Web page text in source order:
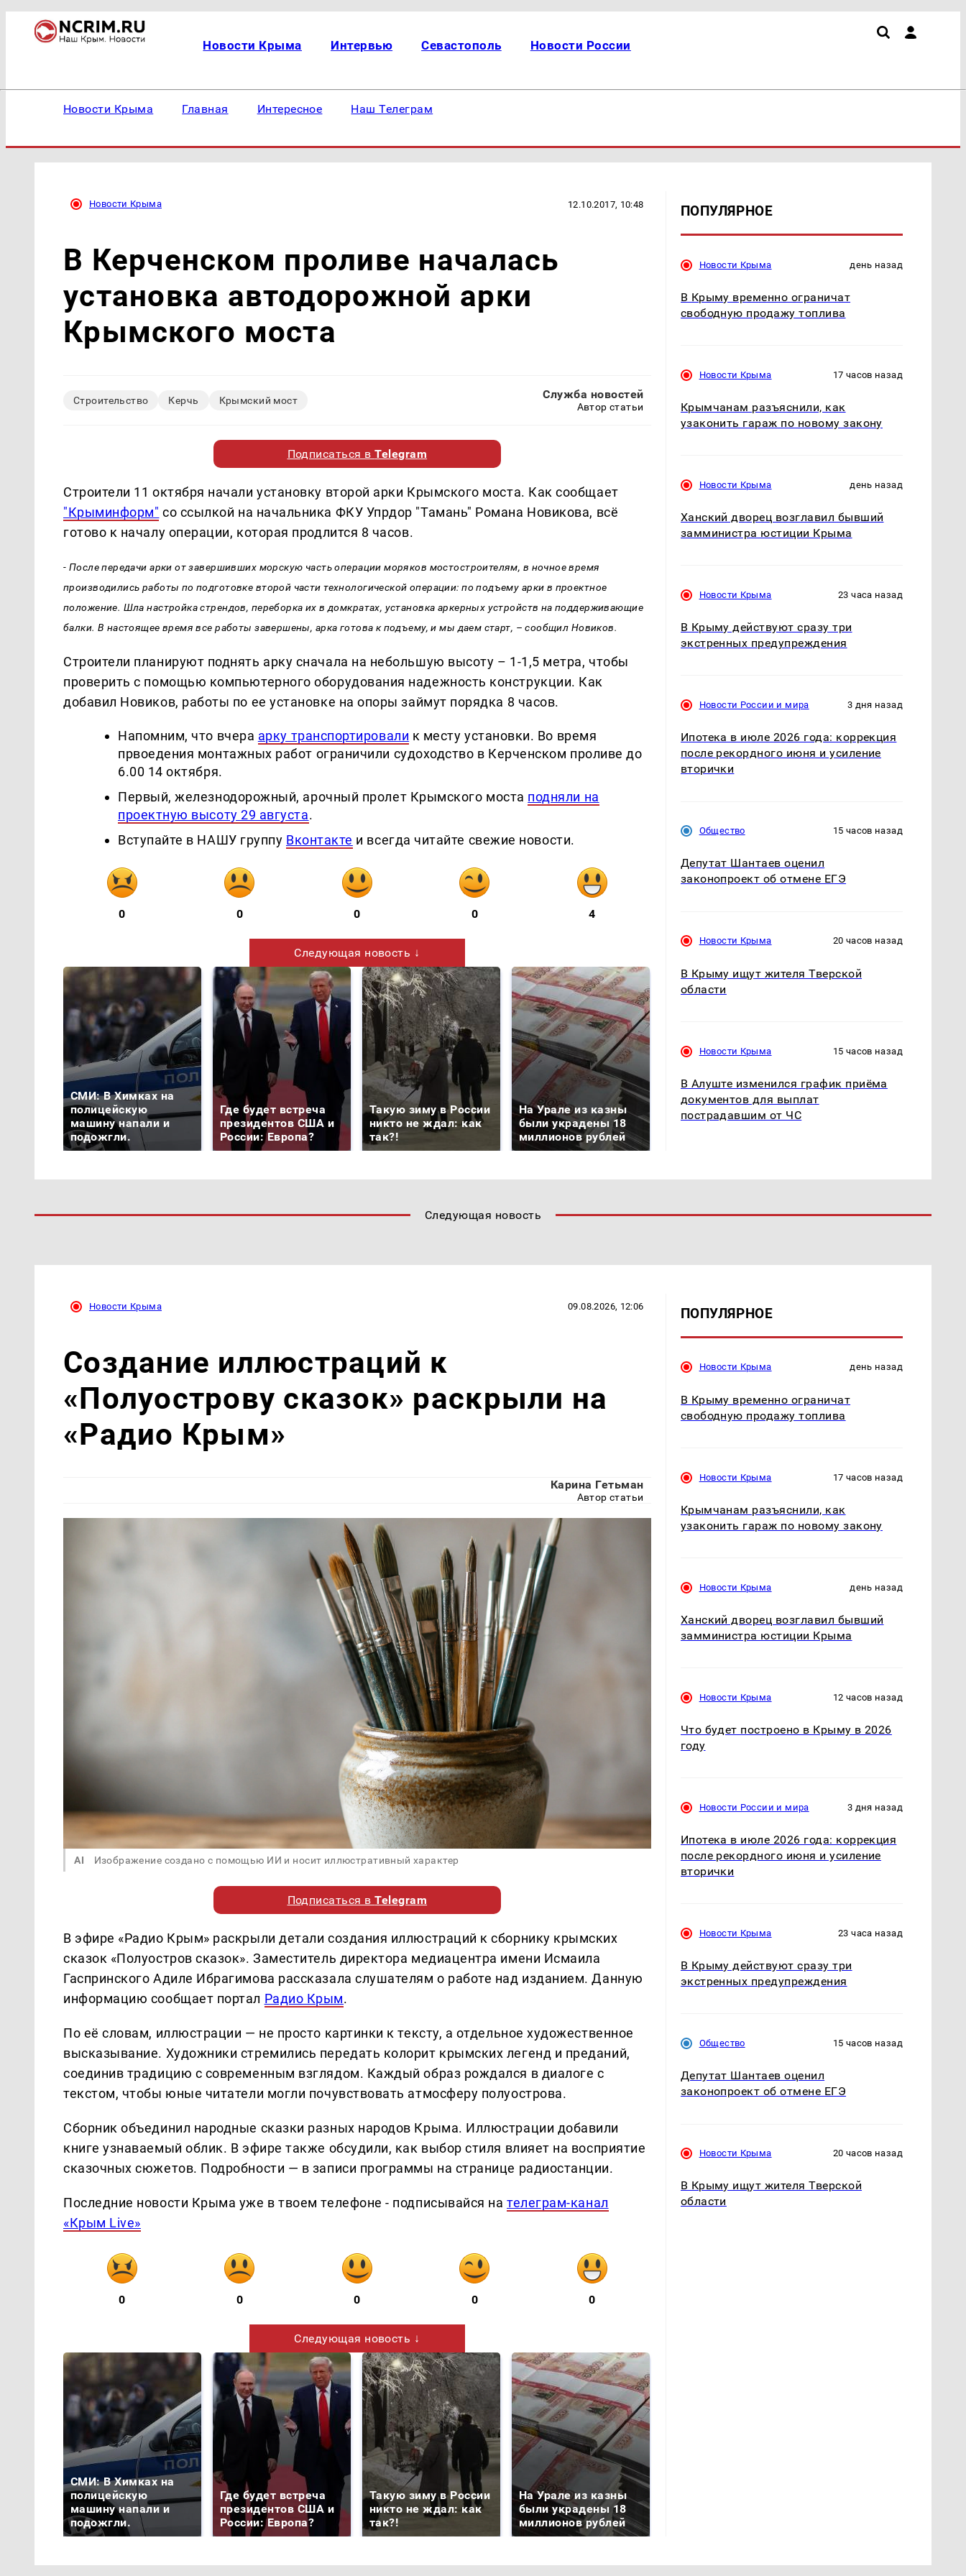
Новости Крыма Интервью Севастополь Новости России
Новости Крыма Главная Интересное Наш Телеграм
Новости Крыма 12.10.2017, 10:48
В Керченском проливе началась
установка автодорожной арки
Крымского моста
Строительство Керчь Крымский мост Служба новостей
Автор статьи
Подписаться вTelegram
Строители 11 октября начали установку второй арки Крымского моста. Как сообщает
"Крыминформ" со ссылкой на начальника ФКУ Упрдор "Тамань" Романа Новикова, всё
готово к началу операции, которая продлится 8 часов.
- После передачи арки от завершивших морскую часть операции моряков мостостроителям, в ночное время
производились работы по подготовке второй части технологической операции: по подъему арки в проектное
положение. Шла настройка стрендов, переборка их в домкратах, установка аркерных устройств на поддерживающие
балки. В настоящее время все работы завершены, арка готова к подъему, и мы даем старт, – сообщил Новиков.
Строители планируют поднять арку сначала на небольшую высоту – 1-1,5 метра, чтобы
проверить с помощью компьютерного оборудования надежность конструкции. Как
добавил Новиков, работы по ее установке на опоры займут порядка 8 часов.
Напомним, что вчера арку транспортировали к месту установки. Во время
првоедения монтажных работ ограничили судоходство в Керченском проливе до
6.00 14 октября.
Первый, железнодорожный, арочный пролет Крымского моста подняли на
проектную высоту 29 августа.
Вступайте в НАШУ группу Вконтакте и всегда читайте свежие новости.
0 0 0 0 4
Следующая новость ↓
СМИ: В Химках на
полицейскую
машину напали и
подожгли.
Где будет встреча
президентов США и
России: Европа?
Такую зиму в России
никто не ждал: как
так?!
На Урале из казны
были украдены 18
миллионов рублей
Как выглядит место
Не ешьте эту
ПОПУЛЯРНОЕ
Новости Крыма день назад
В Крыму временно ограничат
свободную продажу топлива
Новости Крыма 17 часов назад
Крымчанам разъяснили, как
узаконить гараж по новому закону
Новости Крыма день назад
Ханский дворец возглавил бывший
замминистра юстиции Крыма
Новости Крыма 23 часа назад
В Крыму действуют сразу три
экстренных предупреждения
Новости России и мира 3 дня назад
Ипотека в июле 2026 года: коррекция
после рекордного июня и усиление
вторички
Общество 15 часов назад
Депутат Шантаев оценил
законопроект об отмене ЕГЭ
Новости Крыма 20 часов назад
В Крыму ищут жителя Тверской
области
Новости Крыма 15 часов назад
В Алуште изменился график приёма
документов для выплат
пострадавшим от ЧС
Следующая новость
Новости Крыма 09.08.2026, 12:06
Создание иллюстраций к
«Полуострову сказок» раскрыли на
«Радио Крым»
Карина Гетьман
Автор статьи
AI Изображение создано с помощью ИИ и носит иллюстративный характер
Подписаться вTelegram
В эфире «Радио Крым» раскрыли детали создания иллюстраций к сборнику крымских
сказок «Полуостров сказок». Заместитель директора медиацентра имени Исмаила
Гаспринского Адиле Ибрагимова рассказала слушателям о работе над изданием. Данную
информацию сообщает портал Радио Крым.
По её словам, иллюстрации — не просто картинки к тексту, а отдельное художественное
высказывание. Художники стремились передать колорит крымских легенд и преданий,
соединив традицию с современным взглядом. Каждый образ рождался в диалоге с
текстом, чтобы юные читатели могли почувствовать атмосферу полуострова.
Сборник объединил народные сказки разных народов Крыма. Иллюстрации добавили
книге узнаваемый облик. В эфире также обсудили, как выбор стиля влияет на восприятие
сказочных сюжетов. Подробности — в записи программы на странице радиостанции.
Последние новости Крыма уже в твоем телефоне - подписывайся нателеграм-канал
«Крым Live»
0 0 0 0 0
Следующая новость ↓
СМИ: В Химках на
полицейскую
машину напали и
подожгли.
Где будет встреча
президентов США и
России: Европа?
Такую зиму в России
никто не ждал: как
так?!
На Урале из казны
были украдены 18
миллионов рублей
ПОПУЛЯРНОЕ
Новости Крыма день назад
В Крыму временно ограничат
свободную продажу топлива
Новости Крыма 17 часов назад
Крымчанам разъяснили, как
узаконить гараж по новому закону
Новости Крыма день назад
Ханский дворец возглавил бывший
замминистра юстиции Крыма
Новости Крыма 12 часов назад
Что будет построено в Крыму в 2026
году
Новости России и мира 3 дня назад
Ипотека в июле 2026 года: коррекция
после рекордного июня и усиление
вторички
Новости Крыма 23 часа назад
В Крыму действуют сразу три
экстренных предупреждения
Общество 15 часов назад
Депутат Шантаев оценил
законопроект об отмене ЕГЭ
Новости Крыма 20 часов назад
В Крыму ищут жителя Тверской
области